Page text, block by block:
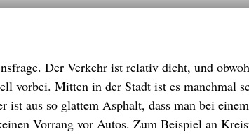
Der Verkehr ist relativ dicht, und
vorbei. Mitten in der Stadt ist es manchmal
aus so glattem Asphalt, dass man bei
Vorrang vor Autos. Zum Beispiel an